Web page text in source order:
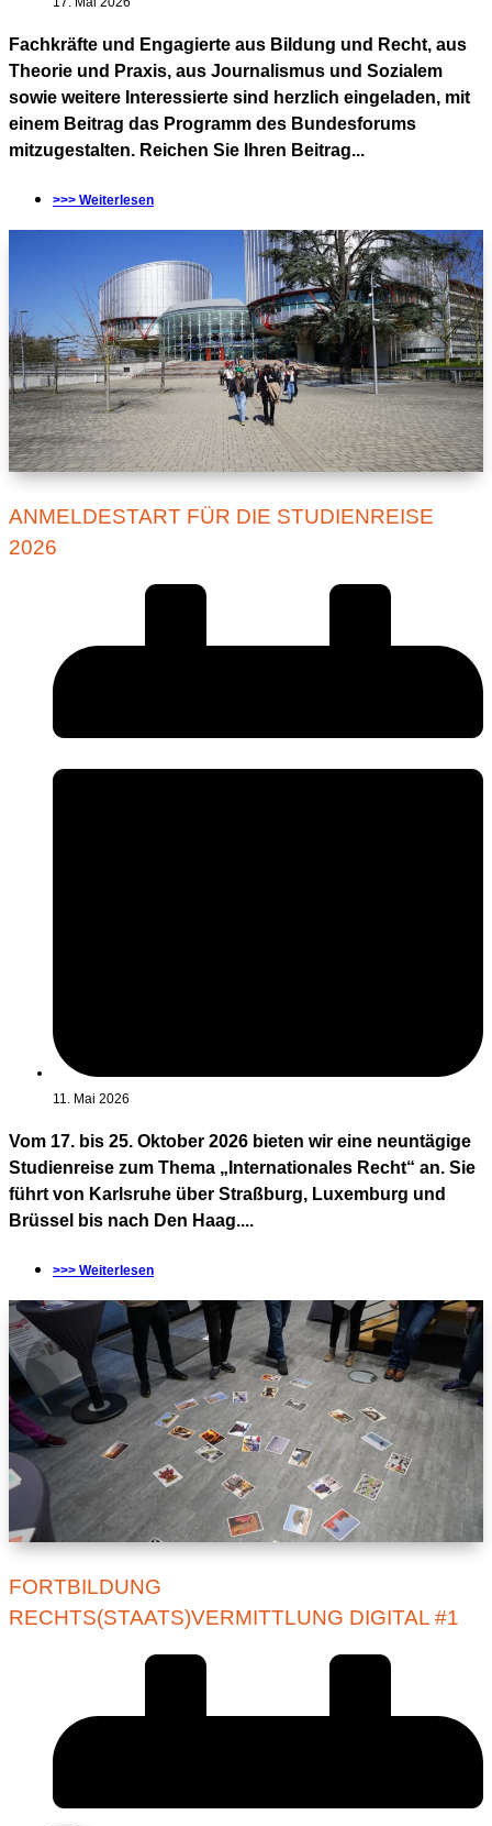
Fachkräfte und Engagierte aus Bildung und Recht, aus
Theorie und Praxis, aus Journalismus und Sozialem
sowie weitere Interessierte sind herzlich eingeladen, mit
einem Beitrag das Programm des Bundesforums
mitzugestalten. Reichen Sie Ihren Beitrag...
>>> Weiterlesen
ANMELDESTART FÜR DIE STUDIENREISE
2026
11. Mai 2026
Vom 17. bis 25. Oktober 2026 bieten wir eine neuntägige
Studienreise zum Thema „Internationales Recht“ an. Sie
führt von Karlsruhe über Straßburg, Luxemburg und
Brüssel bis nach Den Haag....
>>> Weiterlesen
FORTBILDUNG
RECHTS(STAATS)VERMITTLUNG DIGITAL #1